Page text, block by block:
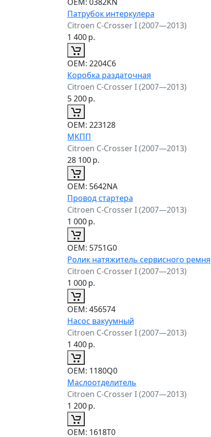
Патрубок интеркулера
Citroen C-Crosser I (2007—2013)
1 400р.
ОЕМ: 2204C6
Коробка раздаточная
Citroen C-Crosser I (2007—2013)
5 200р.
ОЕМ: 223128
МКПП
Citroen C-Crosser I (2007—2013)
28 100р.
ОЕМ: 5642NA
Провод стартера
Citroen C-Crosser I (2007—2013)
1 000р.
ОЕМ: 5751G0
Ролик натяжитель сервисного ремня
Citroen C-Crosser I (2007—2013)
1 000р.
ОЕМ: 456574
Насос вакуумный
Citroen C-Crosser I (2007—2013)
1 400р.
ОЕМ: 1180Q0
Маслоотделитель
Citroen C-Crosser I (2007—2013)
1 200р.
ОЕМ: 1618T0